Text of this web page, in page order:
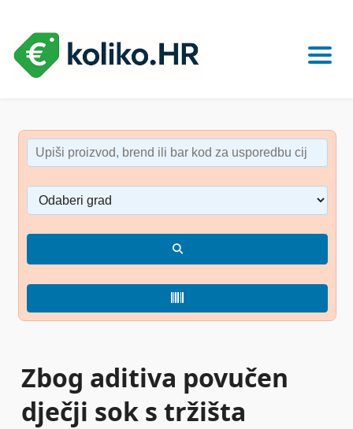
Zbog aditiva povučen
dječji sok s tržišta